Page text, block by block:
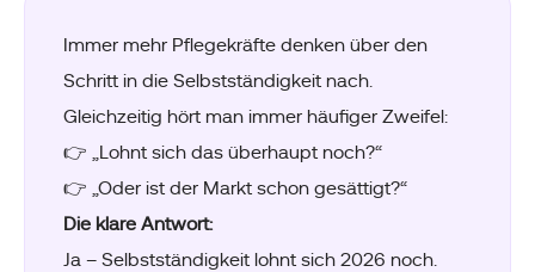
Immer mehr Pflegekräfte denken über den
Schritt in die Selbstständigkeit nach.
Gleichzeitig hört man immer häufiger Zweifel:
👉 „Lohnt sich das überhaupt noch?“
👉 „Oder ist der Markt schon gesättigt?“
Die klare Antwort:
Ja – Selbstständigkeit lohnt sich 2026 noch.